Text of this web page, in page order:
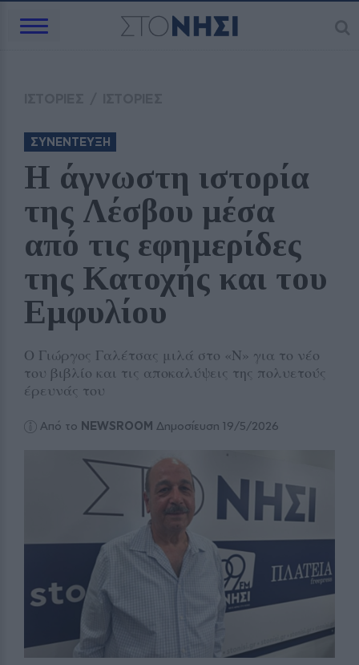
ΣΥΝΕΝΤΕΥΞΗ
Η άγνωστη ιστορία
της Λέσβου μέσα
από τις εφημερίδες
της Κατοχής και του
Εμφυλίου
Ο Γιώργος Γαλέτσας μιλά στο «Ν» για το νέο
του βιβλίο και τις αποκαλύψεις της πολυετούς
έρευνάς του
Από το NEWSROOM Δημοσίευση 19/5/2026